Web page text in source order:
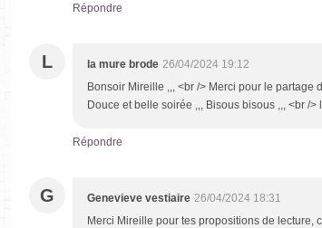
Répondre
L la mure brode 26/04/2024 19:12
Bonsoir Mireille ,,, <br /> Merci pour le partage
Douce et belle soirée ,,, Bisous bisous ,,, <br />
Répondre
G Genevieve vestiaire 26/04/2024 18:31
Merci Mireille pour tes propositions de lecture,